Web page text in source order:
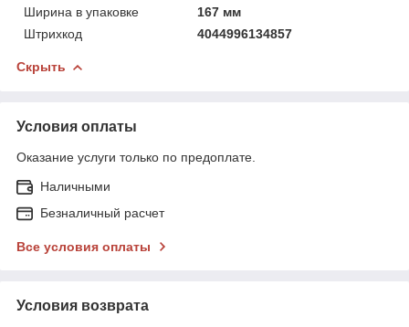
Ширина в упаковке
167 мм
Штрихкод
4044996134857
Скрыть
Условия оплаты
Оказание услуги только по предоплате.
Наличными
Безналичный расчет
Все условия оплаты
Условия возврата